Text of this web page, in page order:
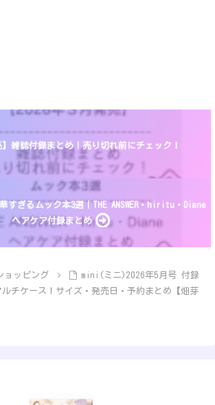
】雑誌付録まとめ｜売り切れ前にチェック！
すぎるムック本3選｜THE ANSWER・hiritu・Diane
ヘアケア付録まとめ
ョッピング
mini(ミニ)2026年5月号 付録
ルチケース！サイズ・発売日・予約まとめ【畑芽